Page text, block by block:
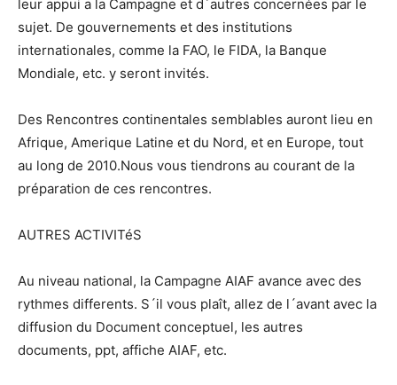
leur appui a la Campagne et d´autres concernées par le
sujet. De gouvernements et des institutions
internationales, comme la FAO, le FIDA, la Banque
Mondiale, etc. y seront invités.
Des Rencontres continentales semblables auront lieu en
Afrique, Amerique Latine et du Nord, et en Europe, tout
au long de 2010.Nous vous tiendrons au courant de la
préparation de ces rencontres.
AUTRES ACTIVITéS
Au niveau national, la Campagne AIAF avance avec des
rythmes differents. S´il vous plaît, allez de l´avant avec la
diffusion du Document conceptuel, les autres
documents, ppt, affiche AIAF, etc.